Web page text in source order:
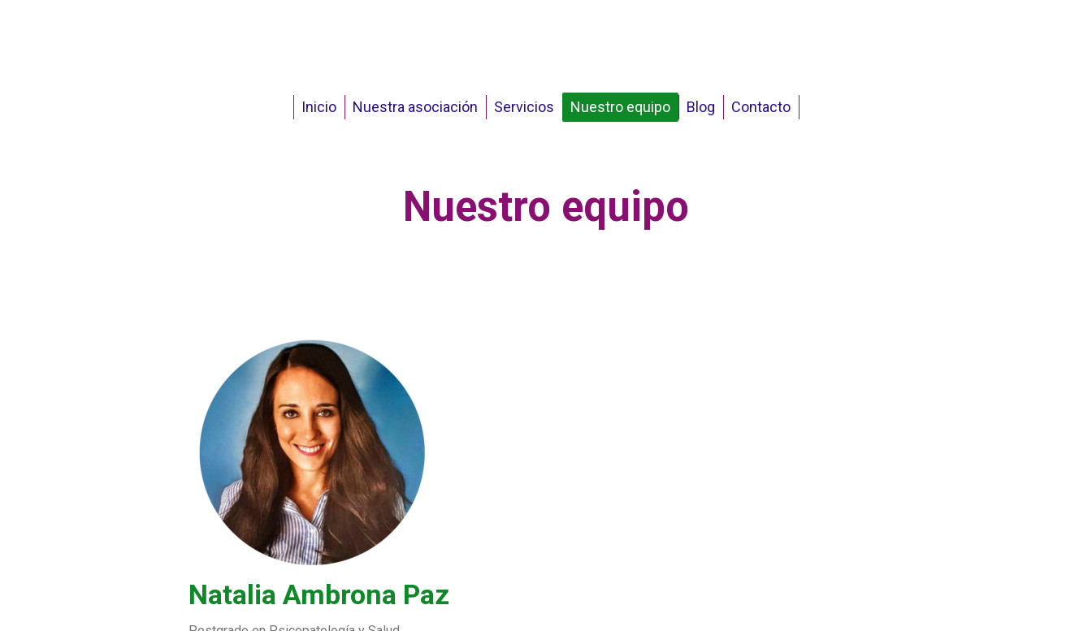
Inicio Nuestra asociación Servicios Nuestro equipo Blog Contacto
Nuestro equipo
Natalia Ambrona Paz